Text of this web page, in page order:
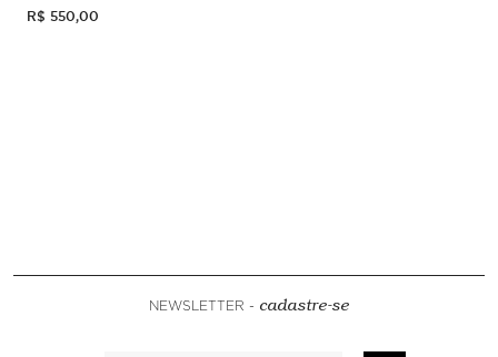
R$ 550,00
NEWSLETTER - cadastre-se